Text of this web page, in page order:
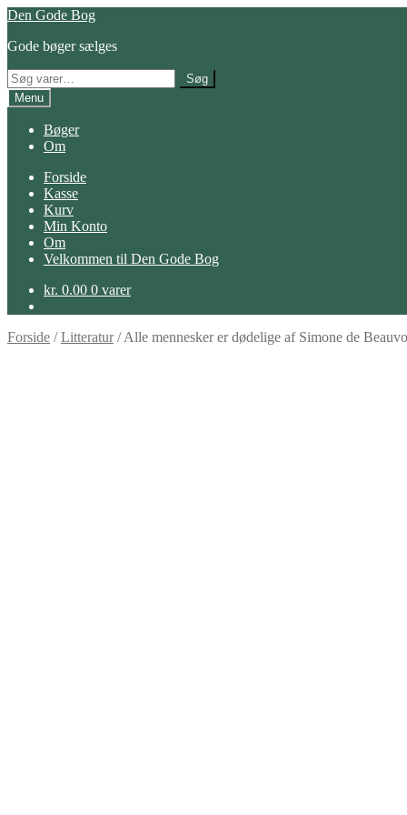
Spring
navigation
Spring
indhold
Den Gode Bog
Gode bøger sælges
Søg
efter:
Søg
Menu
Bøger
Om
Forside
Kasse
Kurv
Min Konto
Om
Velkommen til Den Gode Bog
kr. 0.00 0 varer
Forside /Litteratur/Alle mennesker er dødelige af Simone de